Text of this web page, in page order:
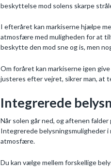
beskyttelse mod solens skarpe
I efteråret kan markiserne hjælpe
atmosfære med muligheden for at
beskytte den mod sne og is, men
Om foråret kan markiserne igen
justeres efter vejret, sikrer man, at
Integrerede
Når solen går ned, og aftenen
Integrerede belysningsmuligheder
atmosfære.
Du kan vælge mellem forskellige